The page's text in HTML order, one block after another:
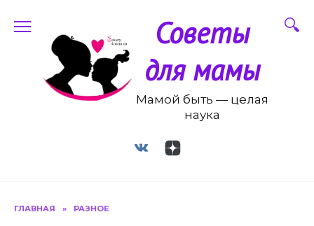
содержанию
Советы
для мамы
Мамой быть — целая
наука
ГЛАВНАЯ » РАЗНОЕ